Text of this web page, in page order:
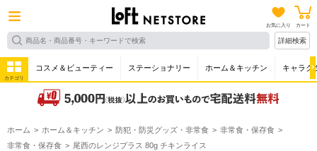
お気に入り カート
詳細検索
カテゴリ
コスメ＆ビューティー ステーショナリー ホーム＆キッチン キャラク
ホーム ホーム＆キッチン 防犯・防災グッズ・非常食
非常食・保存食
非常食・保存食
尾西のレンジプラス 80g チキンライス